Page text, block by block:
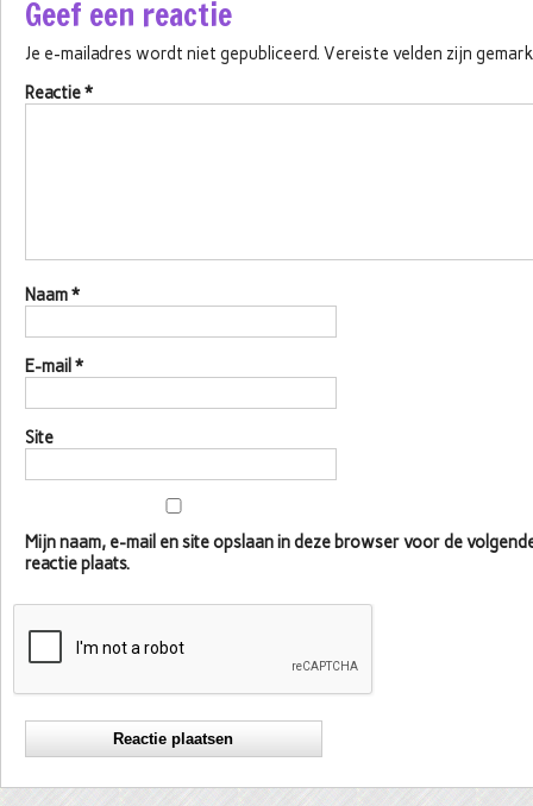
Geef een reactie
Je e-mailadres wordt niet gepubliceerd. Vereiste velden zijn
Reactie*
Naam*
E-mail *
Site
Mijn naam, e-mail en site opslaan in deze browser voor de
reactie plaats.